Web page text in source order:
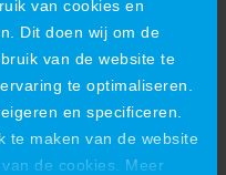
van cookies en
Dit doen wij om de
van de website te
te optimaliseren.
en specificeren.
te maken van de website
de cookies. Meer
3D-printer konden de
en mee naar huis